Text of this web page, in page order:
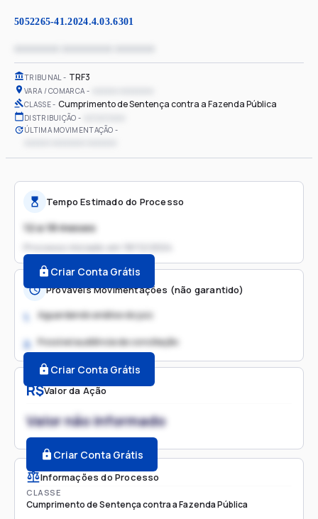
5052265-41.2024.4.03.6301
TRIBUNAL TRF3
VARA / COMARCA
CLASSE Cumprimento de Sentença contra a Fazenda Pública
DISTRIBUIÇÃO
ÚLTIMA MOVIMENTAÇÃO
R$Valor da Ação
Valor não informado
Criar Conta Grátis
Informações do Processo
CLASSE
Cumprimento de Sentença contra a Fazenda Pública
Tempo Estimado do Processo
12 a 18 meses
Processo iniciado em
Criar Conta Grátis
Prováveis Movimentações (não garantido)
1. Aguardando análise do juiz
2. Possível audiência de conciliação
Criar Conta Grátis